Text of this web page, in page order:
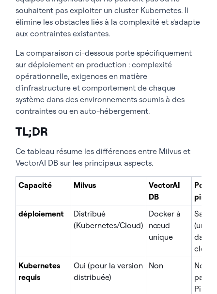
souhaitent pas exploiter un cluster Kubernetes. Il
élimine les obstacles liés à la complexité et s'adapte
aux contraintes existantes.
La comparaison ci-dessous porte spécifiquement
sur déploiement en production : complexité
opérationnelle, exigences en matière
d'infrastructure et comportement de chaque
système dans des environnements soumis à des
contraintes ou en auto-hébergement.
TL;DR
Ce tableau résume les différences entre Milvus et
VectorAI DB sur les principaux aspects.
Capacité Milvus
VectorAI
DB
pin
déploiement
Distribué
(Kubernetes/Cloud)
Docker à
nœud
unique
SaaS
dans
cloud)
Kubernetes
requis
Oui (pour la version
distribuée)
Non
Non
par